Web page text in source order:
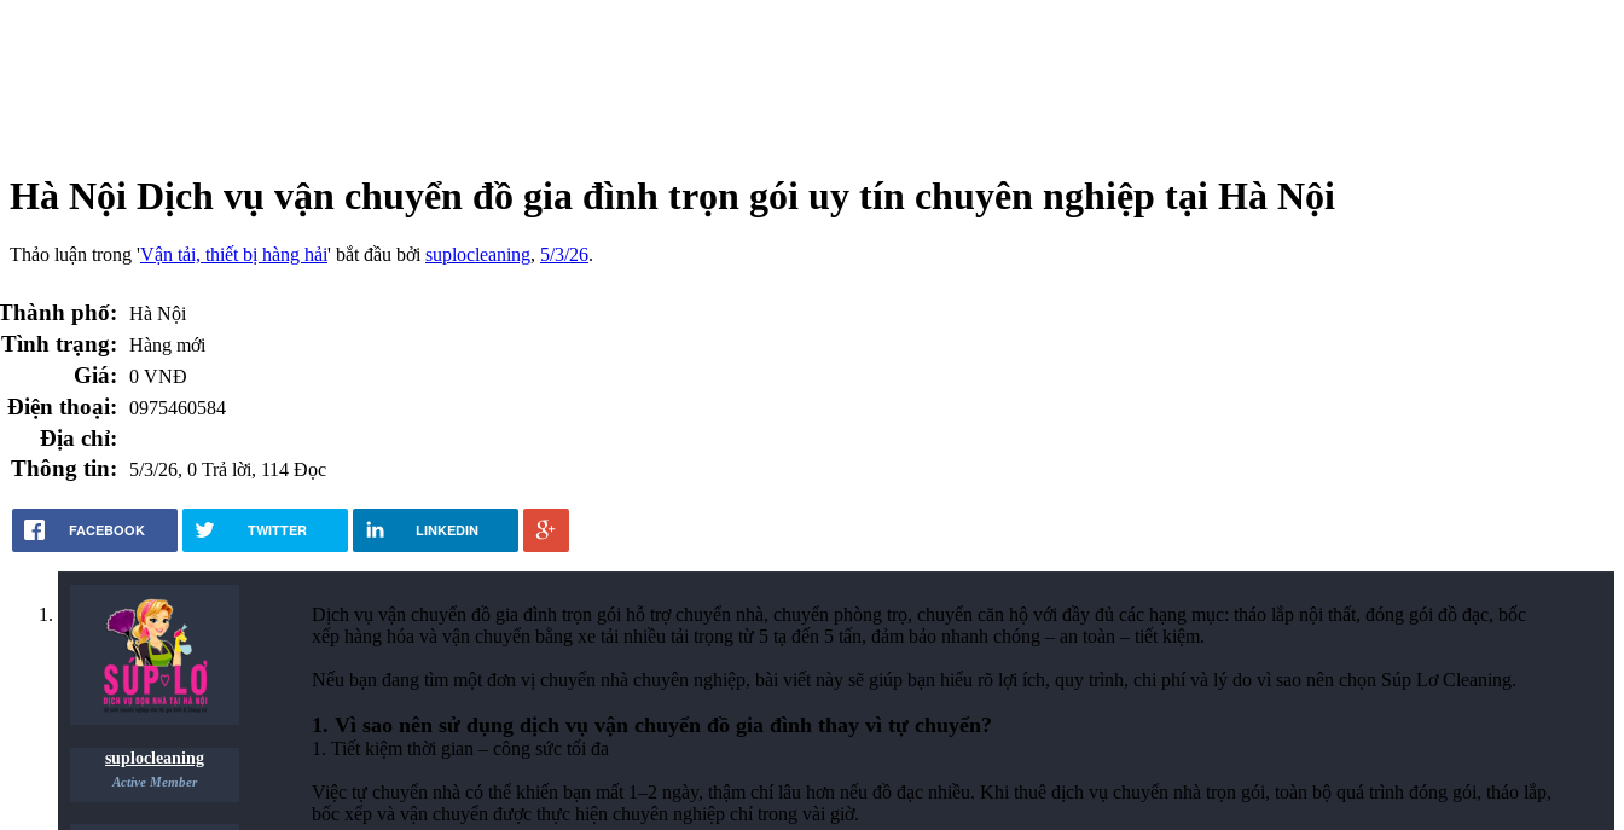
Hà Nội Dịch vụ vận chuyển đồ gia đình trọn gói uy tín chuyên nghiệp tại Hà Nội
Thảo luận trong 'Vận tải, thiết bị hàng hải' bắt đầu bởi suplocleaning, 5/3/26.
phố: Hà Nội
Tình trạng: Hàng mới
Giá: 0 VNĐ
Điện thoại: 0975460584
Địa chỉ:
Thông tin:
5/3/26, 0 Trả lời, 114 Đọc
FACEBOOK TWITTER LINKEDIN
suplocleaning
Active Member
Dịch vụ vận chuyển đồ gia đình trọn gói hỗ trợ chuyển nhà, chuyển phòng trọ, chuyển căn hộ với đầy đủ các hạng mục: tháo lắp nội thất, đóng gói đồ đạc, bốc
xếp hàng hóa và vận chuyển bằng xe tải nhiều tải trọng từ 5 tạ đến 5 tấn, đảm bảo nhanh chóng – an toàn – tiết kiệm.
Nếu bạn đang tìm một đơn vị chuyển nhà chuyên nghiệp, bài viết này sẽ giúp bạn hiểu rõ lợi ích, quy trình, chi phí và lý do vì sao nên chọn Súp Lơ Cleaning.
1. Vì sao nên sử dụng dịch vụ vận chuyển đồ gia đình thay vì tự chuyển?
1. Tiết kiệm thời gian – công sức tối đa
Việc tự chuyển nhà có thể khiến bạn mất 1–2 ngày, thậm chí lâu hơn nếu đồ đạc nhiều. Khi thuê dịch vụ chuyển nhà trọn gói, toàn bộ quá trình đóng gói, tháo lắp,
bốc xếp và vận chuyển được thực hiện chuyên nghiệp chỉ trong vài giờ.